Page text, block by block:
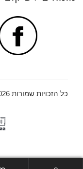
כל הזכויות שמורות azoulay-style 2026 |